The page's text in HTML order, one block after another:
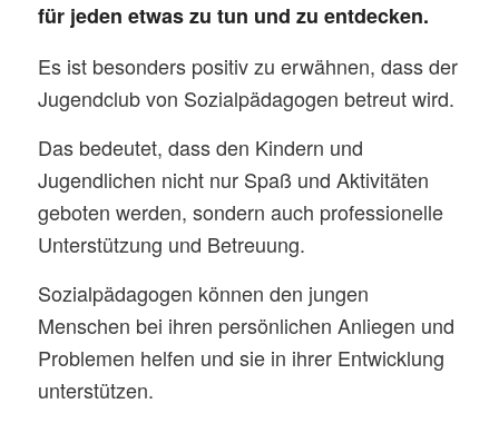
für jeden etwas zu tun und zu entdecken.
Es ist besonders positiv zu erwähnen, dass der
Jugendclub von Sozialpädagogen betreut wird.
Das bedeutet, dass den Kindern und
Jugendlichen nicht nur Spaß und Aktivitäten
geboten werden, sondern auch professionelle
Unterstützung und Betreuung.
Sozialpädagogen können den jungen
Menschen bei ihren persönlichen Anliegen und
Problemen helfen und sie in ihrer Entwicklung
unterstützen.